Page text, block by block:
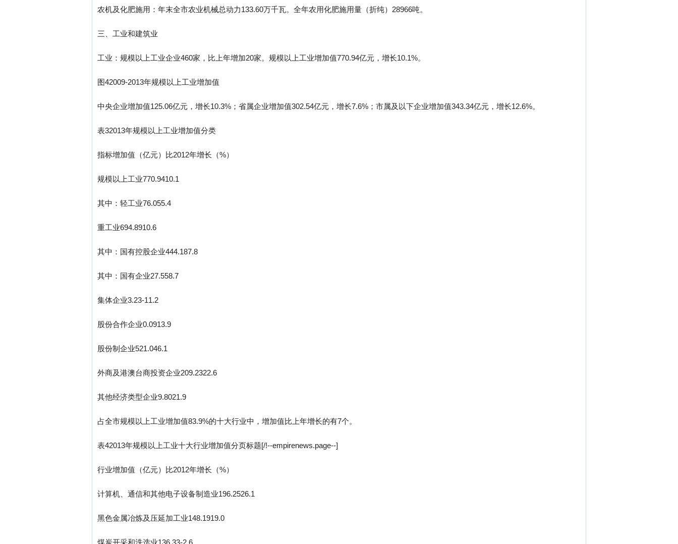
农机及化肥施用：年末全市农业机械总动力133.60万千瓦。全年农用化肥施用量（折纯）28966吨。
三、工业和建筑业
工业：规模以上工业企业460家，比上年增加20家。规模以上工业增加值770.94亿元，增长10.1%。
图42009-2013年规模以上工业增加值
中央企业增加值125.06亿元，增长10.3%；省属企业增加值302.54亿元，增长7.6%；市属及以下企业增加值343.34亿元，增长12.6%。
表32013年规模以上工业增加值分类
指标增加值（亿元）比2012年增长（%）
规模以上工业770.9410.1
其中：轻工业76.055.4
重工业694.8910.6
其中：国有控股企业444.187.8
其中：国有企业27.558.7
集体企业3.23-11.2
股份合作企业0.0913.9
股份制企业521.046.1
外商及港澳台商投资企业209.2322.6
其他经济类型企业9.8021.9
占全市规模以上工业增加值83.9%的十大行业中，增加值比上年增长的有7个。
表42013年规模以上工业十大行业增加值分页标题[/!--empirenews.page--]
行业增加值（亿元）比2012年增长（%）
计算机、通信和其他电子设备制造业196.2526.1
黑色金属冶炼及压延加工业148.1919.0
煤炭开采和洗选业136.33-2.6